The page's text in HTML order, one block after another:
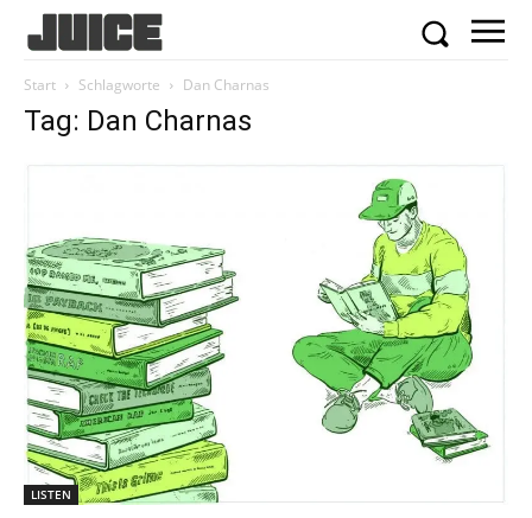
Start Schlagworte Dan Charnas
Tag: Dan Charnas
LISTEN